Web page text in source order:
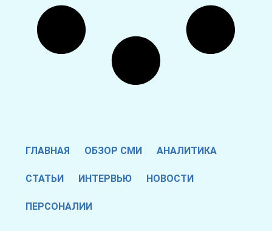
ГЛАВНАЯ ОБЗОР СМИ АНАЛИТИКА
СТАТЬИ ИНТЕРВЬЮ НОВОСТИ
ПЕРСОНАЛИИ